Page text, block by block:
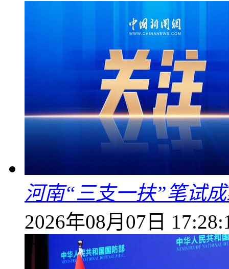
河南“三支一扶”笔试
2026年08月07日